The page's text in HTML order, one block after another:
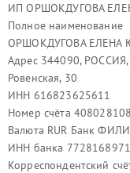
ИП ОРШОКДУГОВА
Полное наименование
ОРШОКДУГОВА ЕЛЕНА
Адрес 344090, РОССИЯ,
Ровенская, 30
ИНН 616823625611
Номер счёта
Валюта RUR Банк
ИНН банка
Корреспондентский